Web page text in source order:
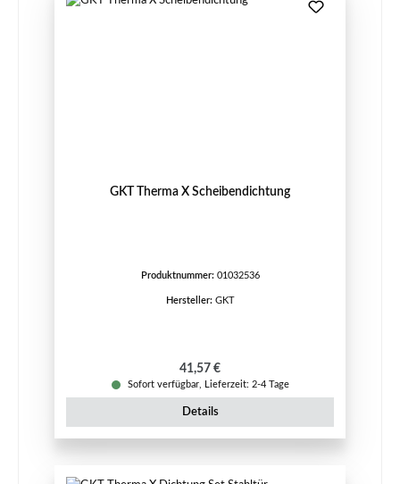
GKT Therma X Scheibendichtung
Produktnummer: 01032536
Hersteller: GKT
Regulärer Preis:
41,57 €
Sofort verfügbar, Lieferzeit: 2-4 Tage
Details